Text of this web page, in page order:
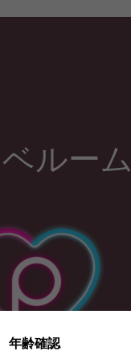
年齢確認
ルーム